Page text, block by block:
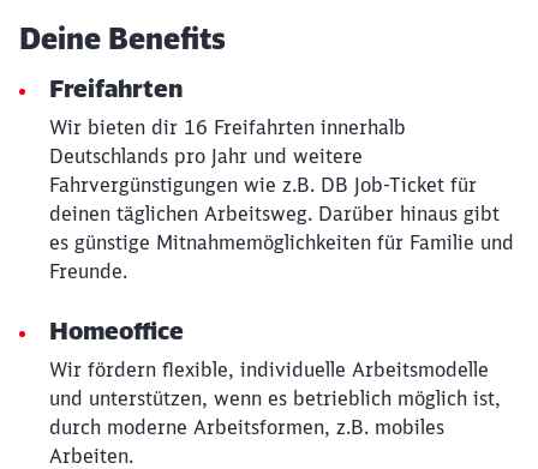
Deine Benefits
Freifahrten
Wir bieten dir 16 Freifahrten innerhalb
Deutschlands pro Jahr und weitere
Fahrvergünstigungen wie z.B. DB Job-Ticket für
deinen täglichen Arbeitsweg. Darüber hinaus gibt
es günstige Mitnahmemöglichkeiten für Familie und
Freunde.
Homeoffice
Wir fördern flexible, individuelle Arbeitsmodelle
und unterstützen, wenn es betrieblich möglich ist,
durch moderne Arbeitsformen, z.B. mobiles
Arbeiten.
Schließen
Möchten Sie zuweitergeleitet
werden?